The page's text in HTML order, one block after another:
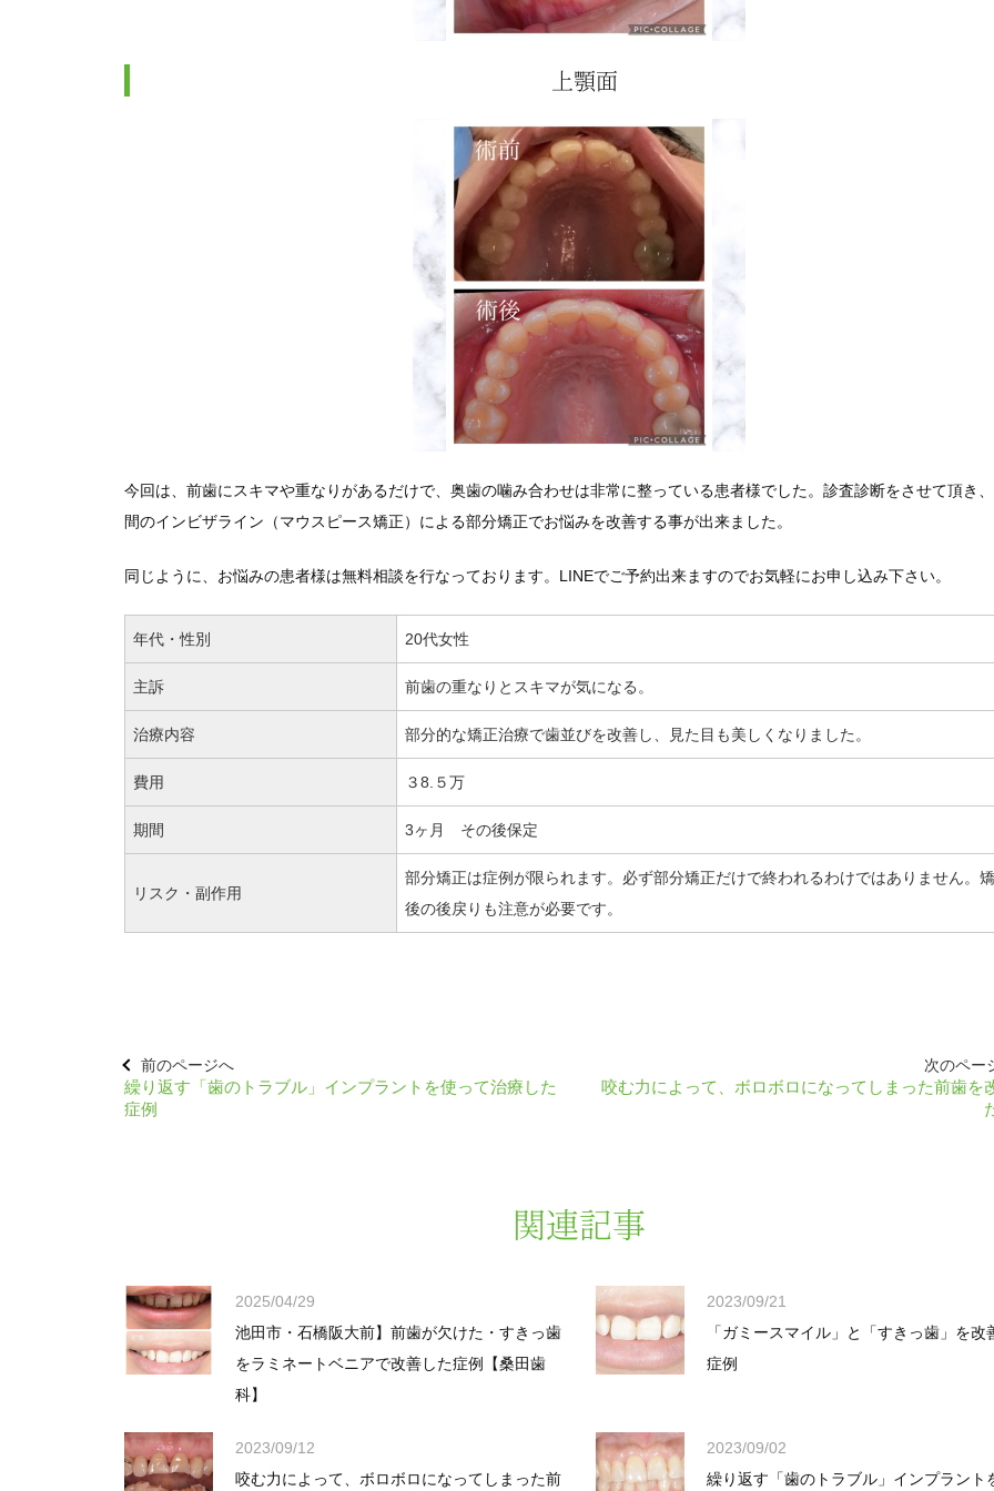
上顎面
今回は、前歯にスキマや重なりがあるだけで、奥歯の噛み合わせは非常に整っている患者様でした。診査診断をさせて頂き
間のインビザライン（マウスピース矯正）による部分矯正でお悩みを改善する事が出来ました。
同じように、お悩みの患者様は無料相談を行なっております。LINEでご予約出来ますのでお気軽にお申し込み下さい。
年代・性別 20代女性
主訴 前歯の重なりとスキマが気になる。
治療内容 部分的な矯正治療で歯並びを改善し、見た目も美しくなりました。
費用 ３8.５万
期間 3ヶ月 その後保定
リスク・副作用
部分矯正は症例が限られます。必ず部分矯正だけで終われるわけではありません。
後の後戻りも注意が必要です。
前のページへ
繰り返す「歯のトラブル」インプラントを使って治療した
症例
次のペー
咬む力によって、ボロボロになってしまった前歯を
関連記事
2025/04/29
池田市・石橋阪大前】前歯が欠けた・すきっ歯
をラミネートベニアで改善した症例【桑田歯
科】
2023/09/21
「ガミースマイル」と「すきっ歯」を改
症例
2023/09/12
咬む力によって、ボロボロになってしまった前
2023/09/02
繰り返す「歯のトラブル」インプラント